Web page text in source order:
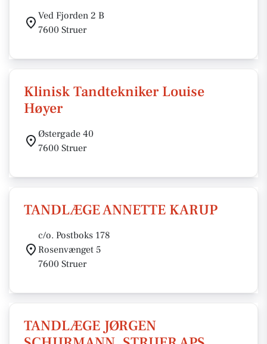
Ved Fjorden 2 B
7600 Struer
Klinisk Tandtekniker Louise
Høyer
Østergade 40
7600 Struer
TANDLÆGE ANNETTE KARUP
c/o. Postboks 178
Rosenvænget 5
7600 Struer
TANDLÆGE JØRGEN